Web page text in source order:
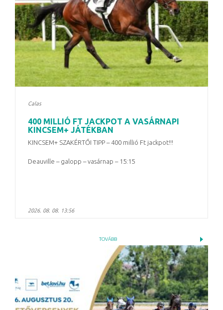
Calas
400 MILLIÓ FT JACKPOT A VASÁRNAPI
KINCSEM+ JÁTÉKBAN
KINCSEM+ SZAKÉRTŐI TIPP – 400 millió Ft jackpot!!!
Deauville – galopp – vasárnap – 15:15
2026. 08. 08. 13:56
TOVÁBB